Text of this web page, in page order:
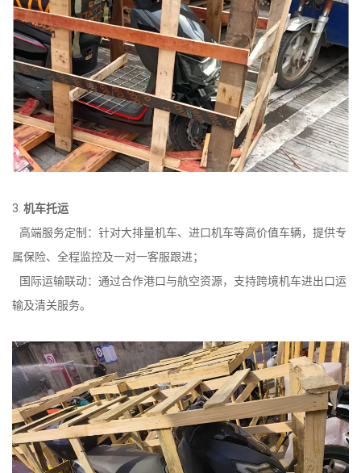
3. 机车托运
高端服务定制：针对大排量机车、进口机车等高价值车辆，提供专
属保险、全程监控及一对一客服跟进；
国际运输联动：通过合作港口与航空资源，支持跨境机车进出口运
输及清关服务。